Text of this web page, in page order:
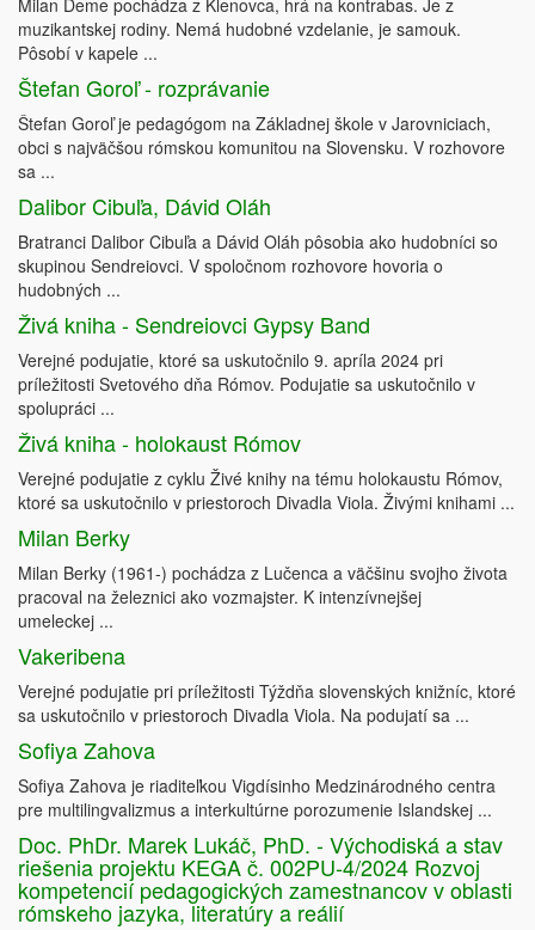
Milan Deme pochádza z Klenovca, hrá na kontrabas. Je z
muzikantskej rodiny. Nemá hudobné vzdelanie, je samouk.
Pôsobí v kapele ...
Štefan Goroľ - rozprávanie
Štefan Goroľ je pedagógom na Základnej škole v Jarovniciach,
obci s najväčšou rómskou komunitou na Slovensku. V rozhovore
sa ...
Dalibor Cibuľa, Dávid Oláh
Bratranci Dalibor Cibuľa a Dávid Oláh pôsobia ako hudobníci so
skupinou Sendreiovci. V spoločnom rozhovore hovoria o
hudobných ...
Živá kniha - Sendreiovci Gypsy Band
Verejné podujatie, ktoré sa uskutočnilo 9. apríla 2024 pri
príležitosti Svetového dňa Rómov. Podujatie sa uskutočnilo v
spolupráci ...
Živá kniha - holokaust Rómov
Verejné podujatie z cyklu Živé knihy na tému holokaustu Rómov,
ktoré sa uskutočnilo v priestoroch Divadla Viola. Živými knihami ...
Milan Berky
Milan Berky (1961-) pochádza z Lučenca a väčšinu svojho života
pracoval na železnici ako vozmajster. K intenzívnejšej
umeleckej ...
Vakeribena
Verejné podujatie pri príležitosti Týždňa slovenských knižníc, ktoré
sa uskutočnilo v priestoroch Divadla Viola. Na podujatí sa ...
Sofiya Zahova
Sofiya Zahova je riaditeľkou Vigdísinho Medzinárodného centra
pre multilingvalizmus a interkultúrne porozumenie Islandskej ...
Doc. PhDr. Marek Lukáč, PhD. - Východiská a stav
riešenia projektu KEGA č. 002PU-4/2024 Rozvoj
kompetencií pedagogických zamestnancov v oblasti
rómskeho jazyka, literatúry a reálií